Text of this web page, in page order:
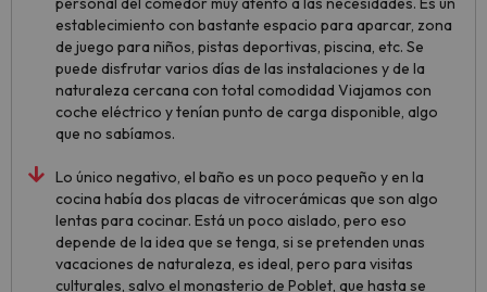
establecimiento con bastante espacio para aparcar, zona
de juego para niños, pistas deportivas, piscina, etc. Se
puede disfrutar varios días de las instalaciones y de la
naturaleza cercana con total comodidad Viajamos con
coche eléctrico y tenían punto de carga disponible, algo
que no sabíamos.
Lo único negativo, el baño es un poco pequeño y en la
cocina había dos placas de vitrocerámicas que son algo
lentas para cocinar. Está un poco aislado, pero eso
depende de la idea que se tenga, si se pretenden unas
vacaciones de naturaleza, es ideal, pero para visitas
culturales, salvo el monasterio de Poblet, que hasta se